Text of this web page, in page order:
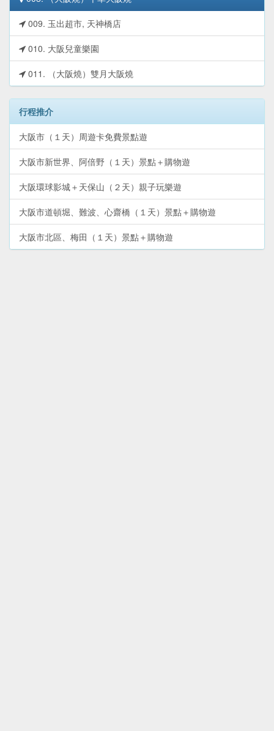
009. 玉出超市, 天神橋店
010. 大阪兒童樂園
011. （大阪燒）雙月大阪燒
行程推介
大阪市（１天）周遊卡免費景點遊
大阪市新世界、阿倍野（１天）景點＋購物遊
大阪環球影城＋天保山（２天）親子玩樂遊
大阪市道頓堀、難波、心齋橋（１天）景點＋購物遊
大阪市北區、梅田（１天）景點＋購物遊